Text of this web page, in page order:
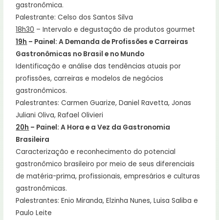
gastronômica.
Palestrante: Celso dos Santos Silva
18h30 – Intervalo e degustação de produtos gourmet
19h – Painel: A Demanda de Profissões e Carreiras
Gastronômicas no Brasil e no Mundo
Identificação e análise das tendências atuais por
profissões, carreiras e modelos de negócios
gastronômicos.
Palestrantes: Carmen Guarize, Daniel Ravetta, Jonas
Juliani Oliva, Rafael Olivieri
20h – Painel: A Hora e a Vez da Gastronomia
Brasileira
Caracterização e reconhecimento do potencial
gastronômico brasileiro por meio de seus diferenciais
de matéria-prima, profissionais, empresários e culturas
gastronômicas.
Palestrantes: Enio Miranda, Elzinha Nunes, Luisa Saliba e
Paulo Leite